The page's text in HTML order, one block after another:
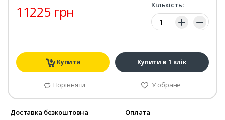
11225 грн Кількість:
Кількість:
Купити Купити в 1 клік
Порівняти У обране
Доставка безкоштовна
Оплата